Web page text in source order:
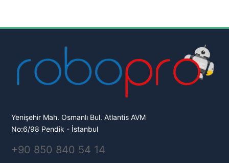
Yenişehir Mah. Osmanlı Bul. Atlantis AVM
No:6/98 Pendik - İstanbul
+90 850 840 54 14